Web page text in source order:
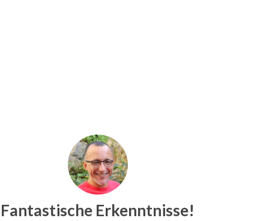
Fantastische Erkenntnisse!